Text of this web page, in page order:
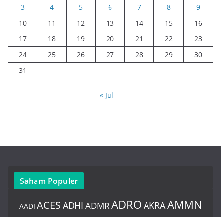
3
4 5 6 7 8
9
10
11 12 13 14 15
16
17
18 19 20 21 22
23
24
25 26 27 28 29
30
31
« Jul
Saham Populer
AADI ACES ADHI ADMR ADRO AKRAAMMN